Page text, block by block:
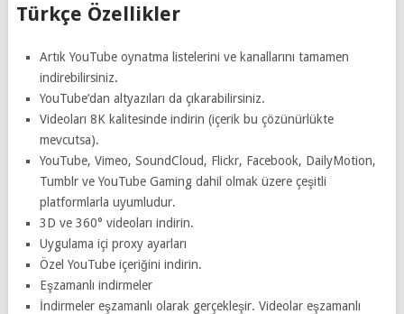
Türkçe Özellikler
Artık YouTube oynatma listelerini ve kanallarını tamamen
indirebilirsiniz.
YouTube’dan altyazıları da çıkarabilirsiniz.
Videoları 8K kalitesinde indirin (içerik bu çözünürlükte
mevcutsa).
YouTube, Vimeo, SoundCloud, Flickr, Facebook, DailyMotion,
Tumblr ve YouTube Gaming dahil olmak üzere çeşitli
platformlarla uyumludur.
3D ve 360° videoları indirin.
Uygulama içi proxy ayarları
Özel YouTube içeriğini indirin.
Eşzamanlı indirmeler
İndirmeler eşzamanlı olarak gerçekleşir. Videolar eşzamanlı